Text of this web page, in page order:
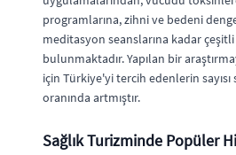
programlarına, zihni ve bedeni
meditasyon seanslarına kadar
bulunmaktadır. Yapılan bir
için Türkiye'yi tercih edenlerin sayısı
oranında artmıştır.
Sağlık Turizminde Popüler